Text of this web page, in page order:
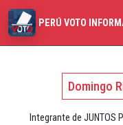
PERÚ VOTO
Domingo
Integrante de JUNTOS